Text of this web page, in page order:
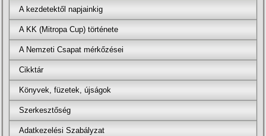
A kezdetektől napjainkig
A KK (Mitropa Cup) története
A Nemzeti Csapat mérkőzései
Cikktár
Könyvek, füzetek, újságok
Szerkesztőség
Adatkezelési Szabályzat